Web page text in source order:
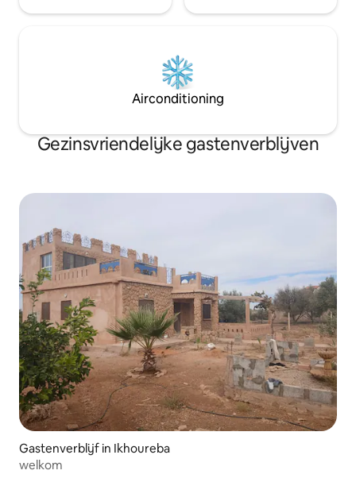
Airconditioning
Gezinsvriendelijke gastenverblijven
Gastenverblijf in Ikhoureba
welkom